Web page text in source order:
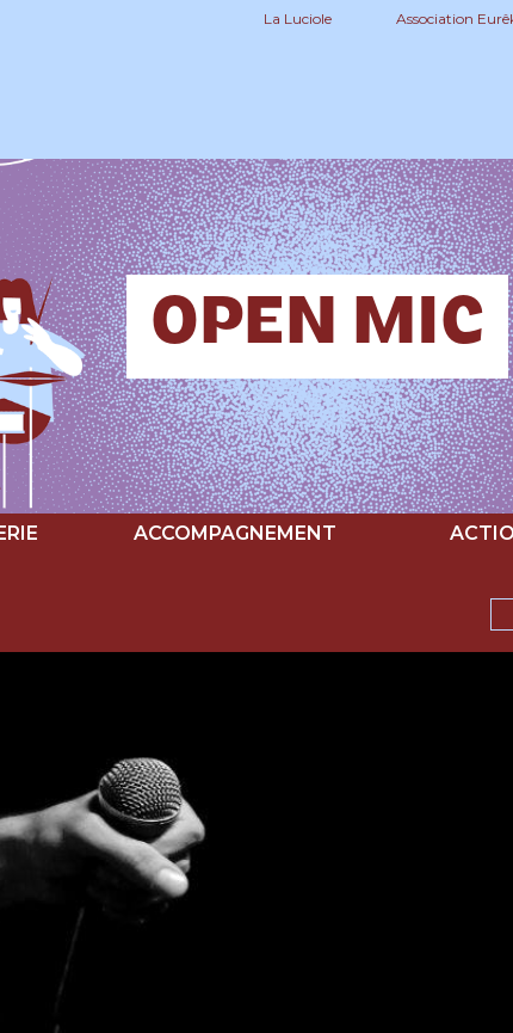
La Luciole Association
OPEN MIC
ACCOMPAGNEMENT